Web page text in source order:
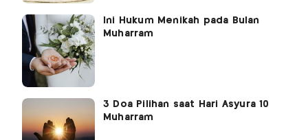
Ini Hukum Menikah pada Bulan
Muharram
3 Doa Pilihan saat Hari Asyura 10
Muharram